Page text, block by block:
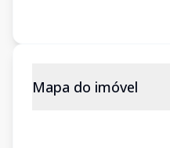
Mapa do imóvel